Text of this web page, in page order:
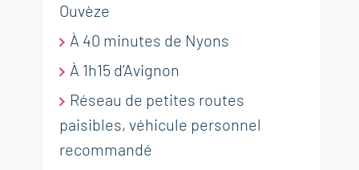
Ouvèze
À 40 minutes de Nyons
À 1h15 d’Avignon
Réseau de petites routes
paisibles, véhicule personnel
recommandé